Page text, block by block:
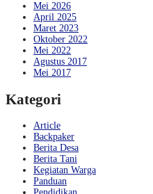
Mei 2026
April 2025
Maret 2023
Oktober 2022
Mei 2022
Agustus 2017
Mei 2017
Kategori
Article
Backpaker
Berita Desa
Berita Tani
Kegiatan Warga
Panduan